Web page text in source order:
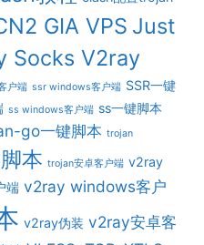
GIA VPS Just
Socks V2ray
户端 ssr windows客户端 SSR一键
ss windows客户端 ss一键脚本
go一键脚本 trojan
本 trojan安卓客户端 v2ray
端 v2ray windows客户
v2ray伪装 v2ray安卓客